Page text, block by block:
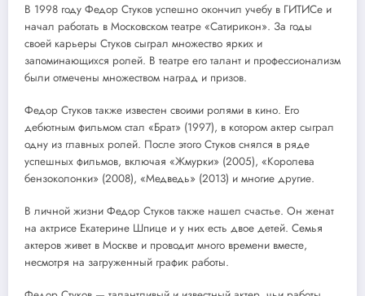
В 1998 году Федор Стуков успешно окончил учебу в ГИТИСе и
начал работать в Московском театре «Сатирикон». За годы
своей карьеры Стуков сыграл множество ярких и
запоминающихся ролей. В театре его талант и профессионализм
были отмечены множеством наград и призов.
Федор Стуков также известен своими ролями в кино. Его
дебютным фильмом стал «Брат» (1997), в котором актер сыграл
одну из главных ролей. После этого Стуков снялся в ряде
успешных фильмов, включая «Жмурки» (2005), «Королева
бензоколонки» (2008), «Медведь» (2013) и многие другие.
В личной жизни Федор Стуков также нашел счастье. Он женат
на актрисе Екатерине Шпице и у них есть двое детей. Семья
актеров живет в Москве и проводит много времени вместе,
несмотря на загруженный график работы.